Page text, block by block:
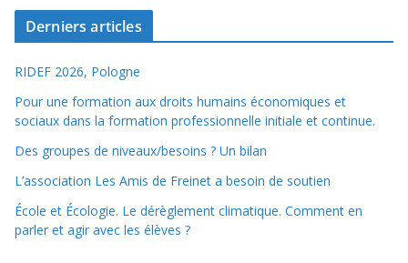
Derniers articles
RIDEF 2026, Pologne
Pour une formation aux droits humains économiques et
sociaux dans la formation professionnelle initiale et continue.
Des groupes de niveaux/besoins ? Un bilan
L’association Les Amis de Freinet a besoin de soutien
École et Écologie. Le dérèglement climatique. Comment en
parler et agir avec les élèves ?